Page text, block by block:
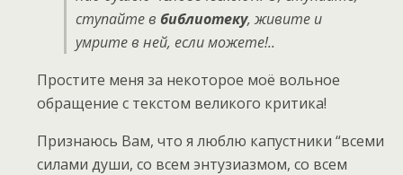
ступайте в библиотеку, живите и
умрите в ней, еслиможете!..
Простите меня за некоторое моё вольное
обращение с текстом великого критика!
Признаюсь Вам, что я люблю капустники “всеми
силами души, со всем энтузиазмом, со всем